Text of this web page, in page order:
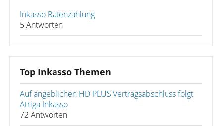
Inkasso Ratenzahlung
5 Antworten
Top Inkasso Themen
Auf angeblichen HD PLUS Vertragsabschluss folgt
Atriga Inkasso
72 Antworten